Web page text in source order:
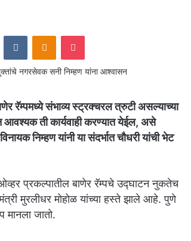
VKontakteOdnoklassniki
Pocket
रॅम्पमध्ये संभाव्य स्ट्रक्चरल त्रुटी असल्याच्या
आवश्यक ती कार्यवाही करण्यात येईल, असे
निम्हण यांनी या संदर्भात चौधरी यांची भेट
प्रकल्पातील बाणेर रॅम्पचे उद्घाटन नुकतेच
मुरलीधर मोहोळ यांच्या हस्ते झाले आहे. पुणे
मानला जातो.